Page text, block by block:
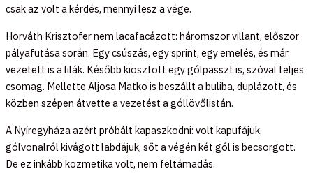
csak az volt a kérdés, mennyi lesz a vége.
Horváth Krisztofer nem lacafacázott: háromszor villant, először
pályafutása során. Egy csúszás, egy sprint, egy emelés, és már
vezetett is a lilák. Később kiosztott egy gólpasszt is, szóval teljes
csomag. Mellette Aljosa Matko is beszállt a buliba, duplázott, és
közben szépen átvette a vezetést a góllövőlistán.
A Nyíregyháza azért próbált kapaszkodni: volt kapufájuk,
gólvonalról kivágott labdájuk, sőt a végén két gól is becsorgott.
De ez inkább kozmetika volt, nem feltámadás.